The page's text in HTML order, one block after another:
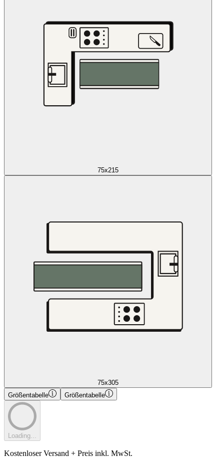
75x215
75x305
Größentabelle
Größentabelle
Loading...
Kostenloser Versand + Preis inkl. MwSt.